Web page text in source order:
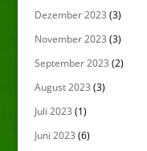
Dezember 2023 (3)
November 2023 (3)
September 2023 (2)
August 2023 (3)
Juli 2023 (1)
Juni 2023 (6)